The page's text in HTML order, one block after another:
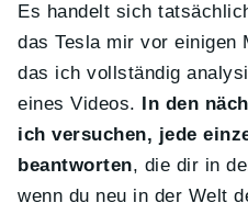
Es handelt sich
das Tesla mir vor einigen
das ich vollständig
eines Videos.
In den
ich versuchen, jede
beantworten, die dir in
wenn du neu in der Welt